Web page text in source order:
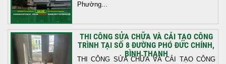
Phường...
THI CÔNG SỬA CHỮA VÀ CẢI TẠO CÔNG
TRÌNH TẠI SỐ 8 ĐƯỜNG PHÓ ĐỨC CHÍNH,
BÌNH THẠNH
THI CÔNG SỬA CHỮA VÀ CẢI TẠO CÔNG